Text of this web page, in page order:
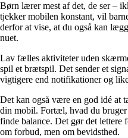
Børn lærer mest af det, de ser –
tjekker mobilen konstant, vil
derfor at vise, at du også kan
nuet.
Lav fælles aktiviteter uden
spil et brætspil. Det sender et
vigtigere end notifikationer og
Det kan også være en god idé at
din mobil. Fortæl, hvad du
finde balance. Det gør det lettere
om forbud, men om bevidsthed.